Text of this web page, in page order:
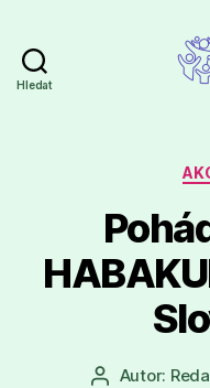
Hledat
AutorAutor: